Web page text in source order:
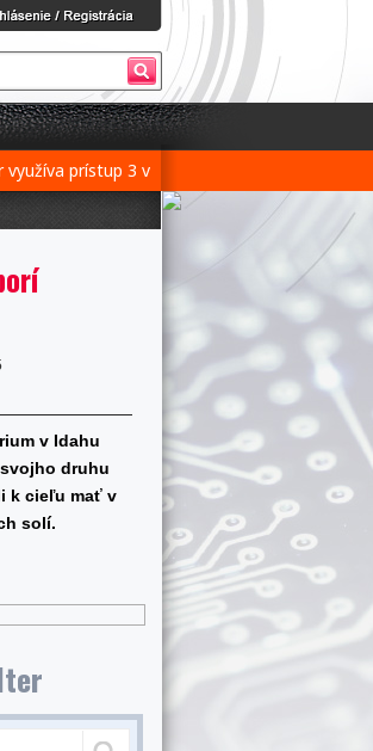
prístup 3 v 1 pre flexibilné nastavenie
v Idahu
druhu
k cieľu mať v
solí.